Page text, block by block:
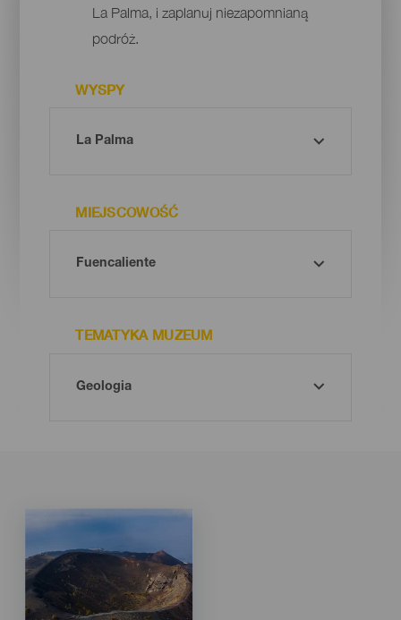
La Palma, i zaplanuj niezapomnianą
podróż.
WYSPY
MIEJSCOWOŚĆ
TEMATYKA MUZEUM
Listado